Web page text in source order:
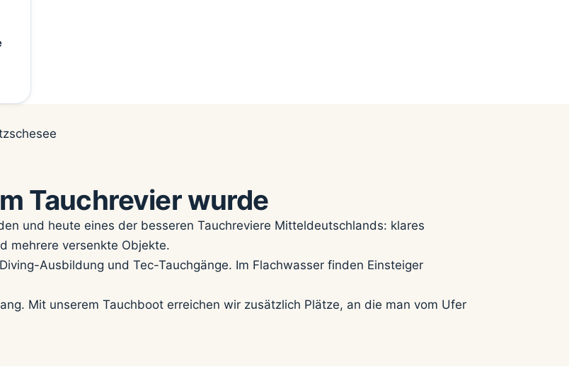
Tauchrevier wurde
und heute eines der besseren Tauchreviere Mitteldeutschlands: klares
mehrere versenkte Objekte.
Ausbildung und Tec-Tauchgänge. Im Flachwasser finden Einsteiger
Mit unserem Tauchboot erreichen wir zusätzlich Plätze, an die man vom Ufer